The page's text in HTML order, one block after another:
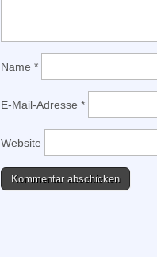
Name *
E-Mail-Adresse *
Website